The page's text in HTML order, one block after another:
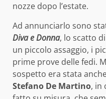
nozze dopo l’estate.
Ad annunciarlo sono
Diva e Donna, lo scatto
un piccolo assaggio, i
prime prove delle fedi.
sospetto era stata
Stefano De Martino, in